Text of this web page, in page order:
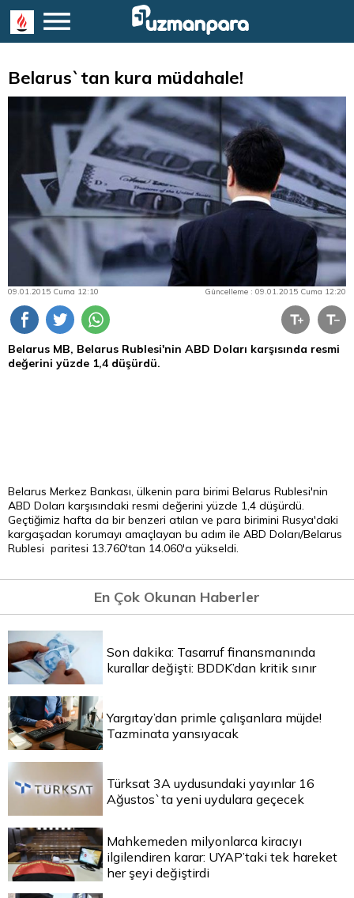
Belarus`tan kura müdahale!
09.01.2015 Cuma 12:10 Güncelleme : 09.01.2015 Cuma 12:20
Belarus MB, Belarus Rublesi'nin ABD Doları karşısında resmi
değerini yüzde 1,4 düşürdü.
Belarus Merkez Bankası, ülkenin para birimi Belarus Rublesi'nin
ABD Doları karşısındaki resmi değerini yüzde 1,4 düşürdü.
Geçtiğimiz hafta da bir benzeri atılan ve para birimini Rusya'daki
kargaşadan korumayı amaçlayan bu adım ile ABD Doları/Belarus
Rublesi paritesi 13.760'tan 14.060'a yükseldi.
En Çok Okunan Haberler
Son dakika: Tasarruf finansmanında
kurallar değişti: BDDK’dan kritik sınır
Yargıtay’dan primle çalışanlara müjde!
Tazminata yansıyacak
Türksat 3A uydusundaki yayınlar 16
Ağustos`ta yeni uydulara geçecek
Mahkemeden milyonlarca kiracıyı
ilgilendiren karar: UYAP’taki tek hareket
her şeyi değiştirdi